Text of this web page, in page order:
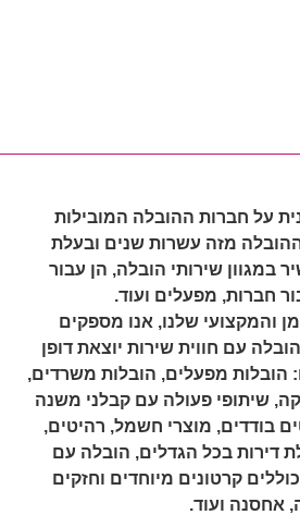
על חברות ההובלה המובילות
מזה עשרות שנים ובעלת
במגוון שירותי הובלה, הן עבור
חברות, מפעלים ועוד.
והמקצועי שלנו, אנו מספקים
עם חווית שירות יוצאת דופן
הכוללים: הובלות מפעלים, הובלות משרדים,
שיתופי פעולה עם קבלני משנה
בודדים, מוצרי חשמל, רהיטים,
דירות בכל הגדלים, הובלה עם
קרטונים מיוחדים וחזקים
אחסנה ועוד.